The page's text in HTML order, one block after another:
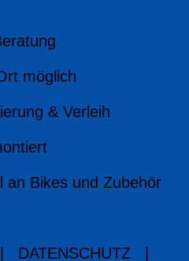
möglich
& Verleih
an Bikes und Zubehör
DATENSCHUTZ